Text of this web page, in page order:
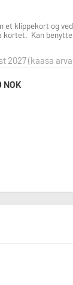
klippekort og
Kan
2027 (kaasa
NOK